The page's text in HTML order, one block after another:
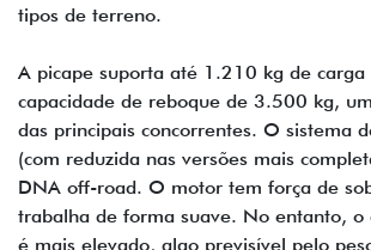
tipos de terreno.
A picape suporta até 1.210 kg de
capacidade de reboque de 3.500 kg,
das principais concorrentes. O sistema
(com reduzida nas versões mais
DNA off-road. O motor tem força de
trabalha de forma suave. No entanto, o
é mais elevado, algo previsível pelo